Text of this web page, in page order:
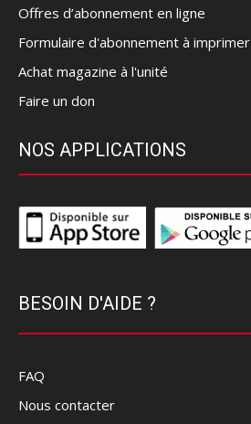
Offres d’abonnement en ligne
Formulaire d'abonnement à imprimer
Achat magazine à l'unité
Faire un don
NOS APPLICATIONS
BESOIN D'AIDE ?
FAQ
Nous contacter